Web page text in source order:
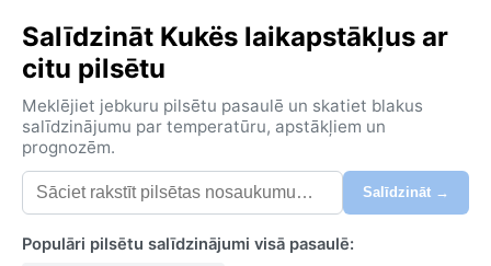
Salīdzināt Kukës laikapstākļus ar
citu pilsētu
Meklējiet jebkuru pilsētu pasaulē un skatiet blakus
salīdzinājumu par temperatūru, apstākļiem un
prognozēm.
Salīdzināt →
Populāri pilsētu salīdzinājumi visā pasaulē: